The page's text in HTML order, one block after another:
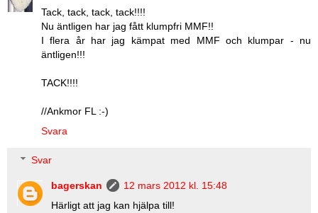
Tack, tack, tack, tack!!!!
Nu äntligen har jag fått klumpfri MMF!!
I flera år har jag kämpat med MMF och klumpar - nu
äntligen!!!
TACK!!!!
//Ankmor FL :-)
Svara
Svar
bagerskan
12 mars 2012 kl. 15:48
Härligt att jag kan hjälpa till!